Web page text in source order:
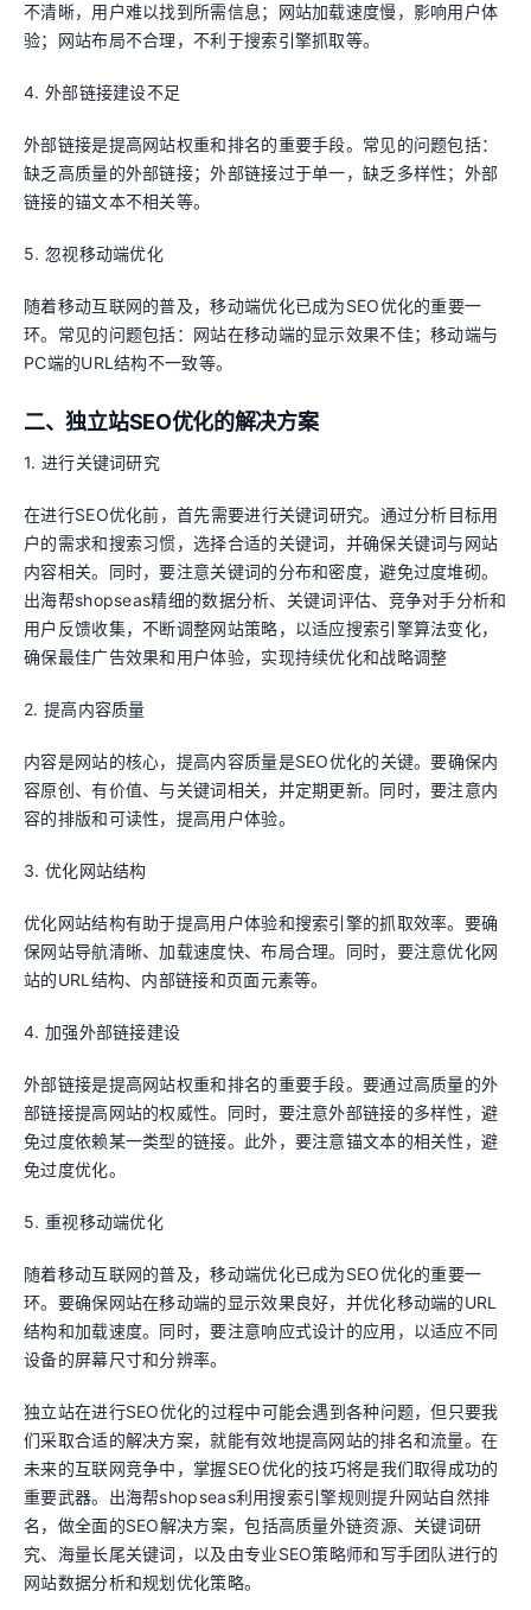
不清晰，用户难以找到所需信息；网站加载速度慢，影响用户体
验；网站布局不合理，不利于搜索引擎抓取等。
4. 外部链接建设不足
外部链接是提高网站权重和排名的重要手段。常见的问题包括：
缺乏高质量的外部链接；外部链接过于单一，缺乏多样性；外部
链接的锚文本不相关等。
5. 忽视移动端优化
随着移动互联网的普及，移动端优化已成为SEO优化的重要一
环。常见的问题包括：网站在移动端的显示效果不佳；移动端与
PC端的URL结构不一致等。
二、独立站SEO优化的解决方案
1. 进行关键词研究
在进行SEO优化前，首先需要进行关键词研究。通过分析目标用
户的需求和搜索习惯，选择合适的关键词，并确保关键词与网站
内容相关。同时，要注意关键词的分布和密度，避免过度堆砌。
出海帮shopseas精细的数据分析、关键词评估、竞争对手分析和
用户反馈收集，不断调整网站策略，以适应搜索引擎算法变化，
确保最佳广告效果和用户体验，实现持续优化和战略调整
2. 提高内容质量
内容是网站的核心，提高内容质量是SEO优化的关键。要确保内
容原创、有价值、与关键词相关，并定期更新。同时，要注意内
容的排版和可读性，提高用户体验。
3. 优化网站结构
优化网站结构有助于提高用户体验和搜索引擎的抓取效率。要确
保网站导航清晰、加载速度快、布局合理。同时，要注意优化网
站的URL结构、内部链接和页面元素等。
4. 加强外部链接建设
外部链接是提高网站权重和排名的重要手段。要通过高质量的外
部链接提高网站的权威性。同时，要注意外部链接的多样性，避
免过度依赖某一类型的链接。此外，要注意锚文本的相关性，避
免过度优化。
5. 重视移动端优化
随着移动互联网的普及，移动端优化已成为SEO优化的重要一
环。要确保网站在移动端的显示效果良好，并优化移动端的URL
结构和加载速度。同时，要注意响应式设计的应用，以适应不同
设备的屏幕尺寸和分辨率。
独立站在进行SEO优化的过程中可能会遇到各种问题，但只要我
们采取合适的解决方案，就能有效地提高网站的排名和流量。在
未来的互联网竞争中，掌握SEO优化的技巧将是我们取得成功的
重要武器。出海帮shopseas利用搜索引擎规则提升网站自然排
名，做全面的SEO解决方案，包括高质量外链资源、关键词研
究、海量长尾关键词，以及由专业SEO策略师和写手团队进行的
网站数据分析和规划优化策略。